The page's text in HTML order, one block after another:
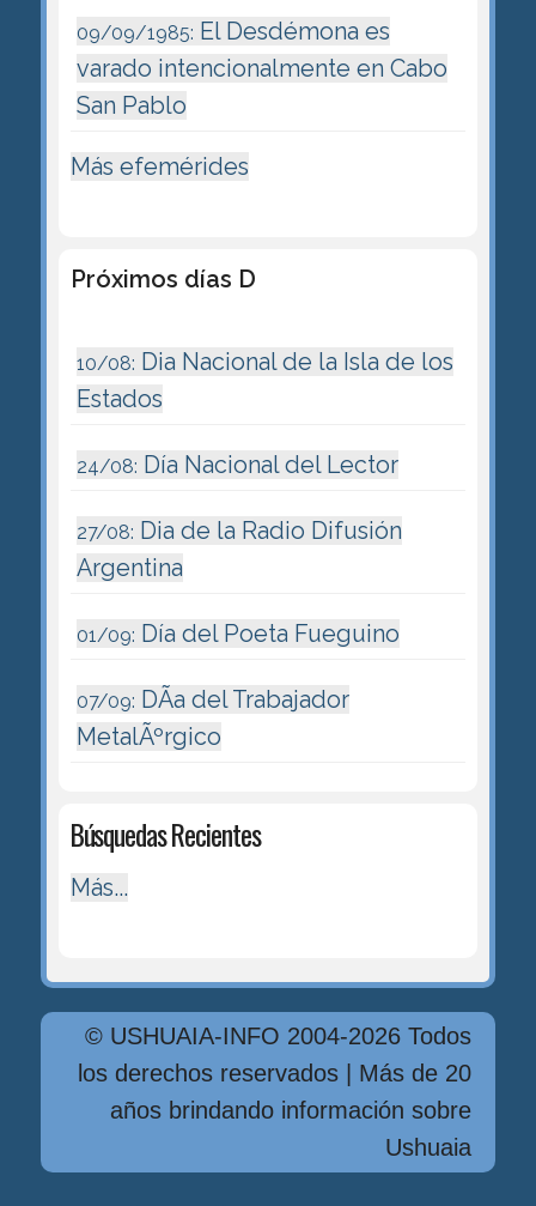
09/09/1985: El Desdémona es
varado intencionalmente en Cabo
San Pablo
Más efemérides
Próximos días D
10/08: Dia Nacional de la Isla de los
Estados
24/08: Día Nacional del Lector
27/08: Dia de la Radio Difusión
Argentina
01/09: Día del Poeta Fueguino
07/09: DÃ­a del Trabajador
MetalÃºrgico
Búsquedas Recientes
Más...
© USHUAIA-INFO 2004-2026 Todos
los derechos reservados | Más de 20
años brindando información sobre
Ushuaia